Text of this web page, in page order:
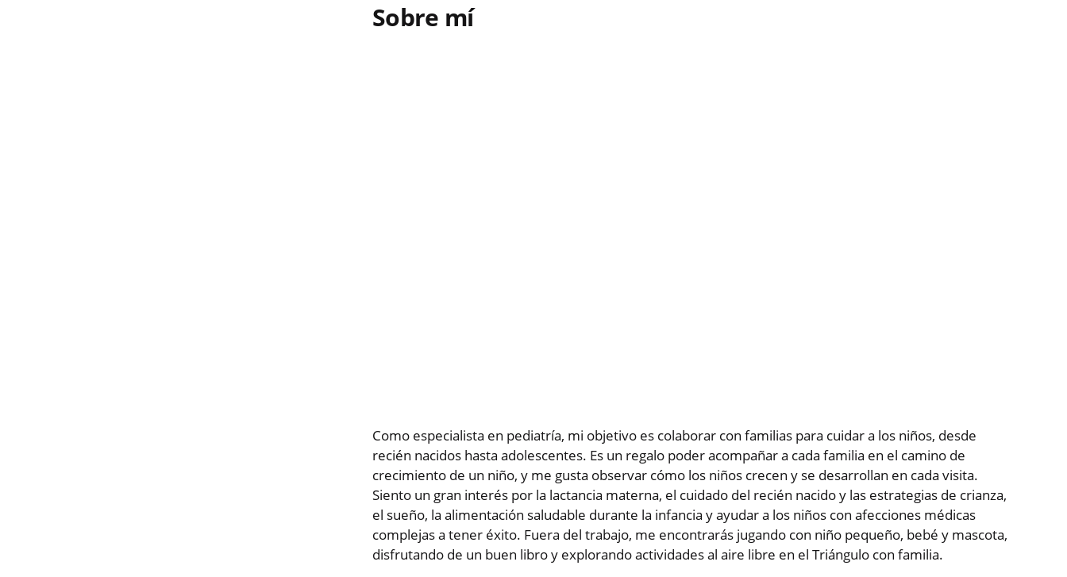
Sobre mí
Como especialista en pediatría, mi objetivo es colaborar con familias para cuidar a los niños, desde
recién nacidos hasta adolescentes. Es un regalo poder acompañar a cada familia en el camino de
crecimiento de un niño, y me gusta observar cómo los niños crecen y se desarrollan en cada visita.
Siento un gran interés por la lactancia materna, el cuidado del recién nacido y las estrategias de crianza,
el sueño, la alimentación saludable durante la infancia y ayudar a los niños con afecciones médicas
complejas a tener éxito. Fuera del trabajo, me encontrarás jugando con niño pequeño, bebé y mascota,
disfrutando de un buen libro y explorando actividades al aire libre en el Triángulo con familia.